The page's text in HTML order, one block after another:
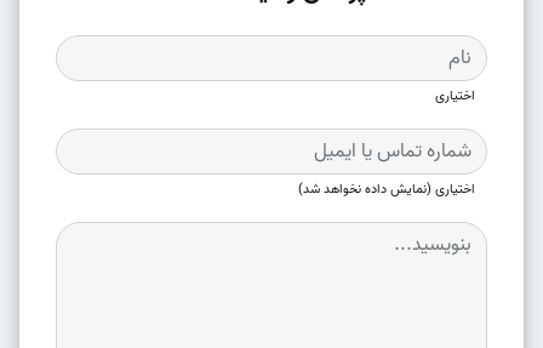
اختیاری
اختیاری (نمایش داده نخواهد شد)